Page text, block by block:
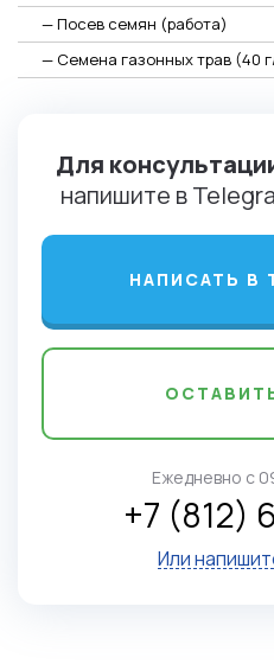
— Посев семян (работа)
— Семена газонных трав (40
Для
напишите в
НАПИСАТЬ В
Ежедневно c
+7 (812)
Или